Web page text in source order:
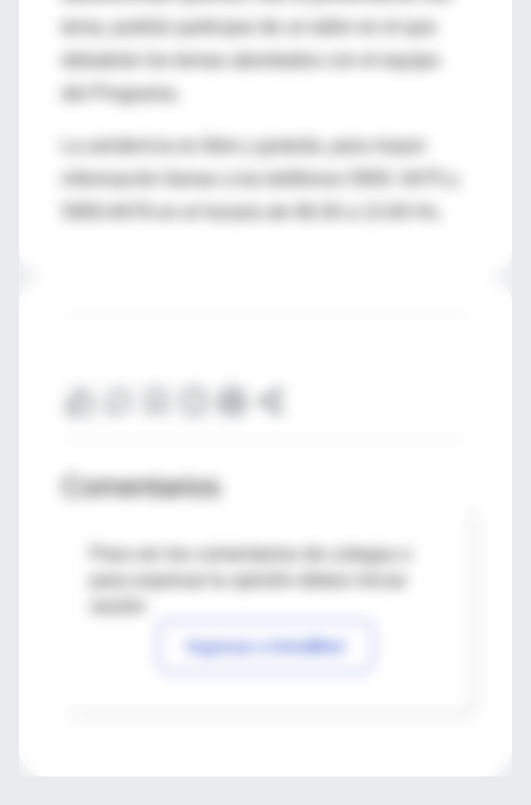
debatirán los temas abordados con el equipo
del Programa.
La asistencia es libre y gratuita, para mayor
Comentarios
Para ver los comentarios de colegas o
Ingresar a IntraMed